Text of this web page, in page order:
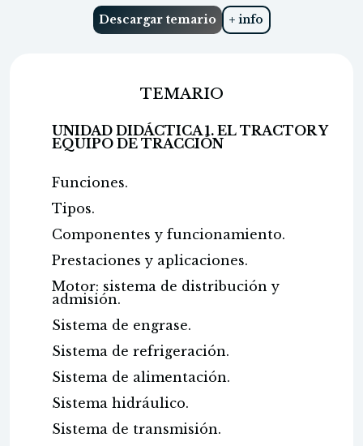
Descargar temario + info
TEMARIO
UNIDAD DIDÁCTICA 1. EL TRACTOR Y
EQUIPO DE TRACCIÓN
Funciones.
Tipos.
Componentes y funcionamiento.
Prestaciones y aplicaciones.
Motor: sistema de distribución y
admisión.
Sistema de engrase.
Sistema de refrigeración.
Sistema de alimentación.
Sistema hidráulico.
Sistema de transmisión.